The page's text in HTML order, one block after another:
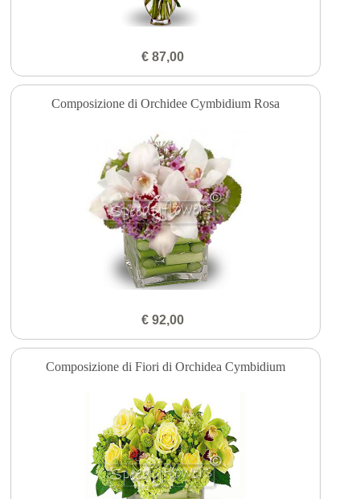
€ 87,00
Composizione di Orchidee Cymbidium Rosa
€ 92,00
Composizione di Fiori di Orchidea Cymbidium